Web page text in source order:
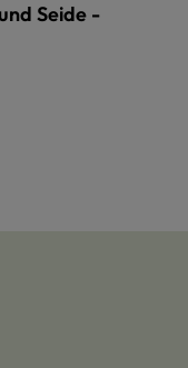
Seide -